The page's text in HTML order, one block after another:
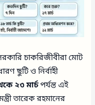
চাকরিজীবীরা মোট
ছুটি ও নির্বাহী
২৩ মার্চপর্যন্ত এই
তারেক রহমানের